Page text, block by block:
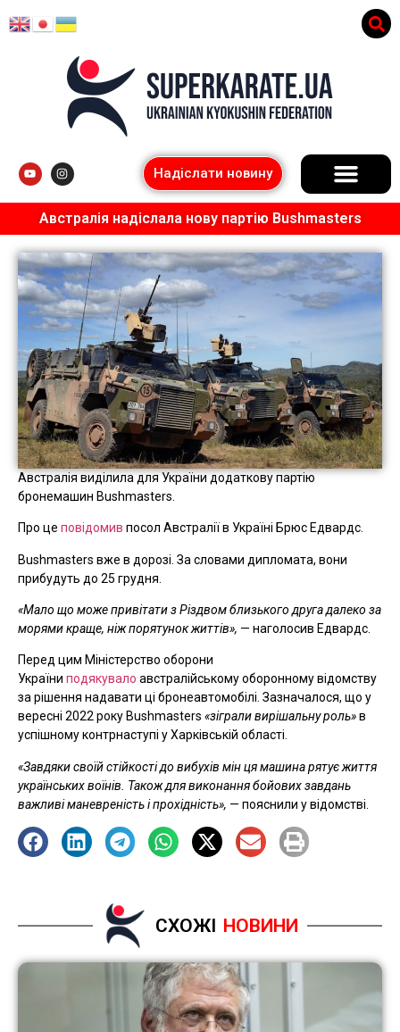
Надіслати новину
Австралія надіслала нову партію Bushmasters
Австралія виділила для України додаткову партію
бронемашин Bushmasters.
Про це повідомив посол Австралії в Україні Брюс Едвардс.
Bushmasters вже в дорозі. За словами дипломата, вони
прибудуть до 25 грудня.
«Мало що може привітати з Різдвом близького друга далеко за
морями краще, ніж порятунок життів», — наголосив Едвардс.
Перед цим Міністерство оборони
України подякувало австралійському оборонному відомству
за рішення надавати ці бронеавтомобілі. Зазначалося, що у
вересні 2022 року Bushmasters «зіграли вирішальну роль»в
успішному контрнаступі у Харківській області.
«Завдяки своїй стійкості до вибухів мін ця машина рятує життя
українських воїнів. Також для виконання бойових завдань
важливі маневреність і прохідність», — пояснили у відомстві.
СХОЖІ НОВИНИ